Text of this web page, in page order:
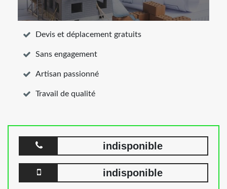
Devis et déplacement gratuits
Sans engagement
Artisan passionné
Travail de qualité
indisponible
indisponible